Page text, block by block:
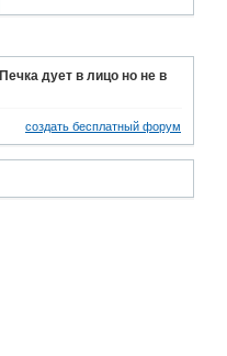
Печка дует в лицо но не в
создать бесплатный форум